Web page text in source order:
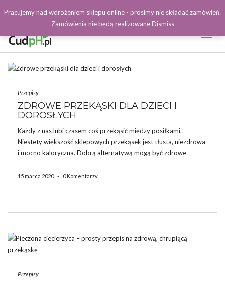
Facebook
Przepisy
ZDROWE PRZEKĄSKI DLA DZIECI I
DOROSŁYCH
Każdy z nas lubi czasem coś przekąsić między posiłkami.
Niestety większość sklepowych przekąsek jest tłusta, niezdrowa
i mocno kaloryczna. Dobrą alternatywą mogą być zdrowe
prostych przepisów. Zdrowe przekąski Marchewkowe chipsy To
15 marca 2020 - 0 Komentarzy
Przepisy
Pracujemy nad wdrożeniem sklepu online - prosimy nie składać zamówień.
Zamówienia nie będą realizowaneDismiss